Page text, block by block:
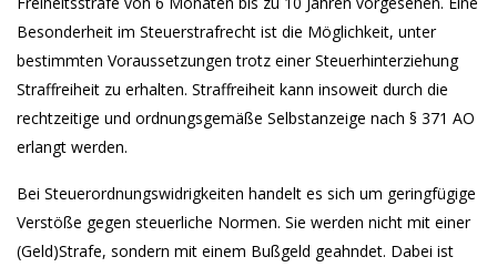
Besonderheit im Steuerstrafrecht ist die Möglichkeit, unter
bestimmten Voraussetzungen trotz einer Steuerhinterziehung
Straffreiheit zu erhalten. Straffreiheit kann insoweit durch die
rechtzeitige und ordnungsgemäße Selbstanzeige nach § 371 AO
erlangt werden.
Bei Steuerordnungswidrigkeiten handelt es sich um geringfügige
Verstöße gegen steuerliche Normen. Sie werden nicht mit einer
(Geld)Strafe, sondern mit einem Bußgeld geahndet. Dabei ist